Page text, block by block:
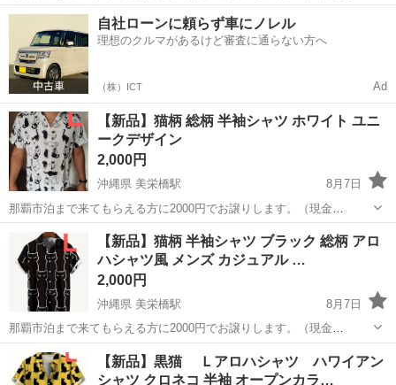
す。 ユニクロ:Lサイズ
東京 江東区 門前仲町駅 シャツ
自社ローンに頼らず車にノレル
理想のクルマがあるけど審査に通らない方へ
（株）ICT Ad
【新品】猫柄 総柄 半袖シャツ ホワイト ユニ
ークデザイン
2,000円
沖縄県 美栄橋駅
8月7日
那覇市泊まで来てもらえる方に2000円でお譲りします。（現金
orPayPay払い） ★値引き不可です★ 新品未使用品です。 【重要】 ・
問い合わせ順ではなく早く取りに来てくれる方を優先します。 ・最初
から何日の...
沖縄 那覇市 美栄橋駅 シャツ
【新品】猫柄 半袖シャツ ブラック 総柄 アロ
ハシャツ風 メンズ カジュアル …
2,000円
沖縄県 美栄橋駅
8月7日
那覇市泊まで来てもらえる方に2000円でお譲りします。（現金
orPayPay払い） ★値引き不可です★ 新品未使用品です。 【重要】 ・
問い合わせ順ではなく早く取りに来てくれる方を優先します。 ・最初
から何日の...
沖縄 那覇市 美栄橋駅
【新品】黒猫 Ｌアロハシャツ ハワイアン
シャツ クロネコ 半袖 オープンカラ…